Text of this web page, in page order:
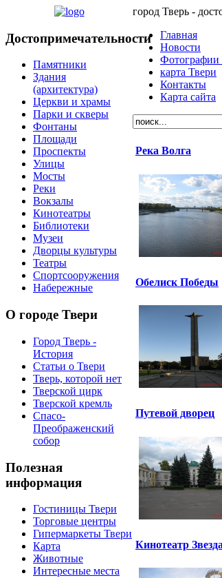
Достопримечательности
Памятники
Здания
(архитектура)
Церкви и храмы
Парки и скверы
Фонтаны
Площади
Проспекты
Улицы
Мосты
Реки
Вокзалы
Кинотеатры
Библиотеки
Музеи
Дворцы культуры
Театры
Спортсооружения
Набережные
О городе Твери
Город Тверь -
История
Статьи о Твери
Тверь, которой нет
Тверской цирк
Тверской кремль
Спасо-
Преображенский
собор
Полезная
информация
Гостиницы Твери
Торговые центры
Гипермаркеты Твери
Карта
Животные
Интересные места
город Тверь -
Главная
Новости
Фотографии
карта Твери
Контакты
Карта сайта
Река Волга
Обелиск Победы
Путевой дворец
Кинотеатр